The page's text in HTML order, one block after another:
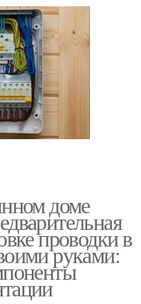
доме
проводки в
руками: